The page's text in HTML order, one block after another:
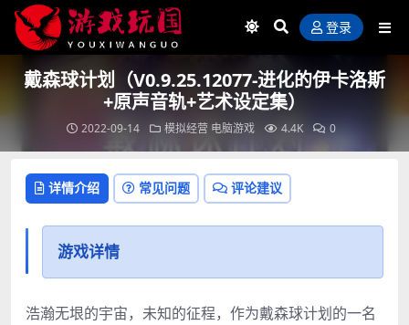
登录
戴森球计划（V0.9.25.12077-进化的伊卡洛斯
+原声音轨+艺术设定集）
2022-09-14 模拟经营 电脑游戏 4.4K 0
详情介绍 常见问题 评论建议
游戏详情
浩瀚无垠的宇宙，未知的征程，作为戴森球计划的一名